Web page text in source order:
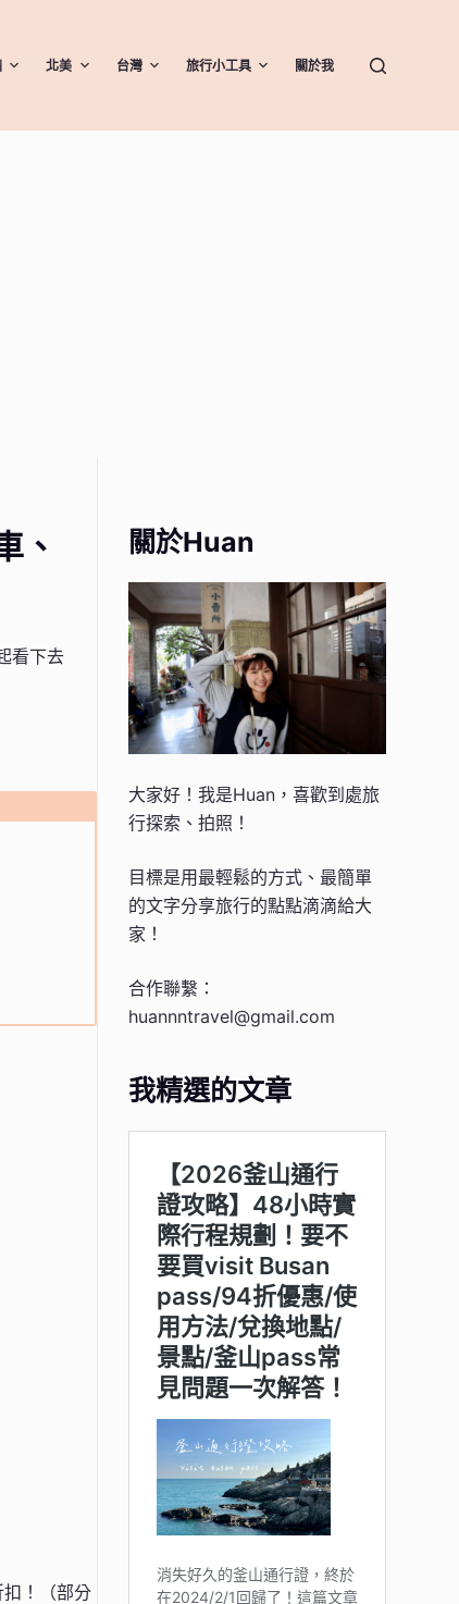
北美 台灣 旅行小工具 關於我
、
看下去
扣！（部分
關於Huan
大家好！我是Huan，喜歡到處旅
行探索、拍照！
目標是用最輕鬆的方式、最簡單
的文字分享旅行的點點滴滴給大
家！
合作聯繫：
huannntravel@gmail.com
我精選的文章